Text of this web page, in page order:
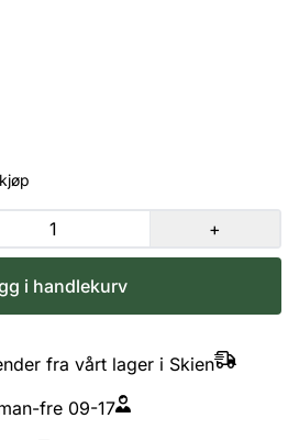
+
i handlekurv
fra vårt lager i Skien
fre 09-17